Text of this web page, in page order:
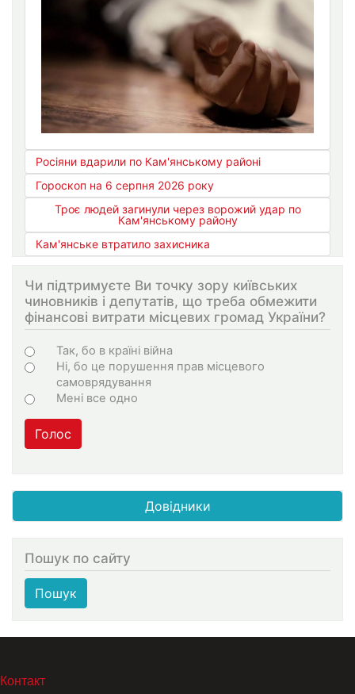
Росіяни вдарили по Кам'янському районі
Гороскоп на 6 серпня 2026 року
Троє людей загинули через ворожий удар по
Кам'янському району
Кам'янське втратило захисника
Чи підтримуєте Ви точку зору київських
чиновників і депутатів, що треба обмежити
фінансові витрати місцевих громад України?
Choices
Так, бо в країні війна
Ні, бо це порушення прав місцевого
самоврядування
Мені все одно
Голос
Довідники
Пошук по сайту
Пошук
МЕНЮ В ПОДВАЛЕ
Контакт